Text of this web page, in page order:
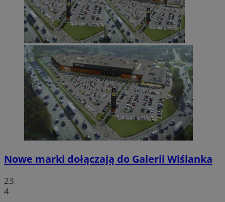
Nowe marki dołączają do Galerii Wiślanka
23
4